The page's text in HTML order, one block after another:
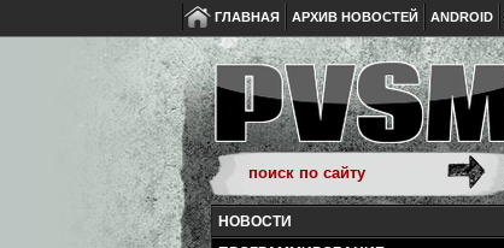
ГЛАВНАЯ АРХИВ НОВОСТЕЙ ANDROID
НОВОСТИ